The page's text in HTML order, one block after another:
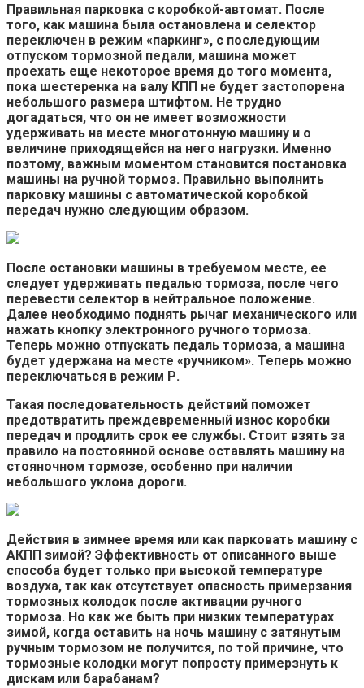
Правильная парковка с коробкой-автомат. После
того, как машина была остановлена и селектор
переключен в режим «паркинг», с последующим
отпуском тормозной педали, машина может
проехать еще некоторое время до того момента,
пока шестеренка на валу КПП не будет застопорена
небольшого размера штифтом. Не трудно
догадаться, что он не имеет возможности
удерживать на месте многотонную машину и о
величине приходящейся на него нагрузки. Именно
поэтому, важным моментом становится постановка
машины на ручной тормоз. Правильно выполнить
парковку машины с автоматической коробкой
передач нужно следующим образом.
После остановки машины в требуемом месте, ее
следует удерживать педалью тормоза, после чего
перевести селектор в нейтральное положение.
Далее необходимо поднять рычаг механического или
нажать кнопку электронного ручного тормоза.
Теперь можно отпускать педаль тормоза, а машина
будет удержана на месте «ручником». Теперь можно
переключаться в режим Р.
Такая последовательность действий поможет
предотвратить преждевременный износ коробки
передач и продлить срок ее службы. Стоит взять за
правило на постоянной основе оставлять машину на
стояночном тормозе, особенно при наличии
небольшого уклона дороги.
Действия в зимнее время или как парковать машину с
АКПП зимой? Эффективность от описанного выше
способа будет только при высокой температуре
воздуха, так как отсутствует опасность примерзания
тормозных колодок после активации ручного
тормоза. Но как же быть при низких температурах
зимой, когда оставить на ночь машину с затянутым
ручным тормозом не получится, по той причине, что
тормозные колодки могут попросту примерзнуть к
дискам или барабанам?